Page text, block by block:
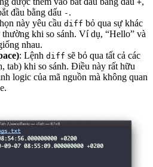
+
đầu bằng dấu - .
này yêu cầu diff bỏ qua sự khác
khi so sánh. Ví dụ, “Hello” và
nhau.
: Lệnh diff sẽ bỏ qua tất cả các
tab) khi so sánh. Điều này rất hữu
logic của mã nguồn mà không quan